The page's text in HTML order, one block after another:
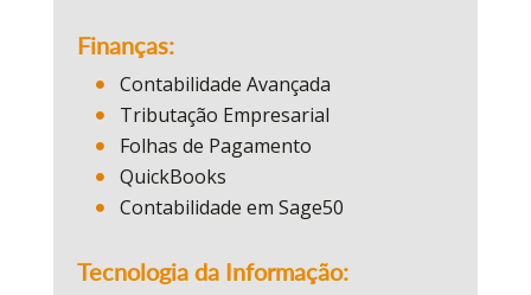
Finanças:
Contabilidade Avançada
Tributação Empresarial
Folhas de Pagamento
QuickBooks
Contabilidade em Sage50
Tecnologia da Informação: